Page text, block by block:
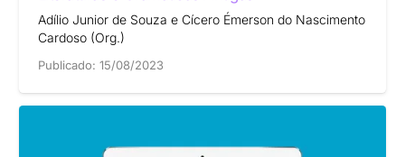
Adílio Junior de Souza e Cícero Émerson do Nascimento
Cardoso (Org.)
Publicado: 15/08/2023